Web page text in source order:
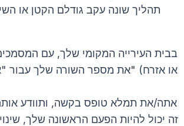
תהליך שונה עקב גודלם הקטן או
בבית העירייה המקומי שלך, עם
את מספר השורה שלך עבור "אזרח
אתה/את תמלא טופס בקשה, ותוודע
זה יכול להיות הפעם הראשונה שלך,